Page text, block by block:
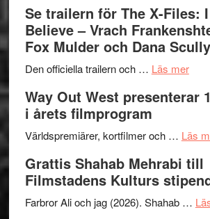
Se trailern för The X-Files:
Believe – Vrach
Fox Mulder och Dana Scully
Den officiella trailern och … Läs merom
The
Files:
I
Way Out West presenterar
i årets filmprogram
Världspremiärer, kortfilmer och … Läs
Grattis Shahab Mehrabi till
Filmstadens Kulturs
Farbror Ali och jag (2026). Shahab …